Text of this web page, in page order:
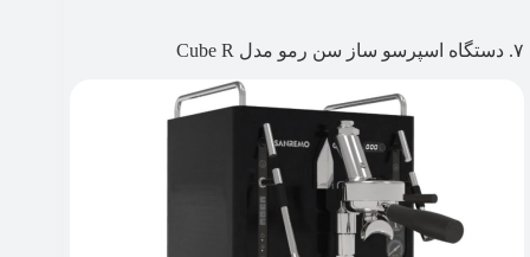
۷. دستگاه اسپرسو ساز سن رمو مدل Cube R